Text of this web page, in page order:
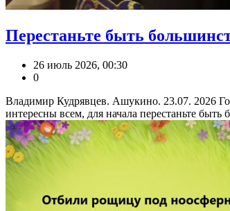
Перестаньте быть
26 июль 2026, 00:30
0
Владимир Кудрявцев. Ашукино. 23.07. 2026
интересны всем, для начала перестаньте